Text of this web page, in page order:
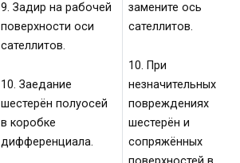
9. Задир на рабочей
поверхности оси
сателлитов.
10. Заедание
шестерён полуосей
в коробке
дифференциала.
замените ось
сателлитов.
10. При
незначительных
повреждениях
шестерён и
сопряжённых